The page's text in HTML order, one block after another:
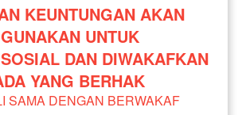
KEUNTUNGAN AKAN
UNTUK
DAN DIWAKAFKAN
YANG BERHAK
SAMA DENGAN BERWAKAF